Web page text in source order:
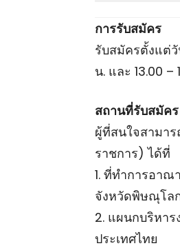
การรับสมัคร
รับสมัครตั้งแต่
น. และ 13.00
สถานที่รับสมัคร
ผู้ที่สนใจสามา
ราชการ) ได้ที่
1. ที่ทําการอา
จังหวัดพิษณุโล
2. แผนกบริหา
ประเทศไทย